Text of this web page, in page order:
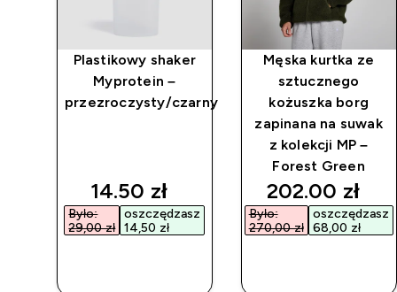
Plastikowy shaker
Myprotein –
przezroczysty/czarny
discounted price
14.50 zł‎
Było:
29,00 zł‎
oszczędzasz
14,50 zł‎
Męska kurtka ze
sztucznego
kożuszka borg
zapinana na suwak
z kolekcji MP –
Forest Green
discounted
202.00 zł‎
Było:
270,00 zł‎
oszczędzasz
68,00 zł‎